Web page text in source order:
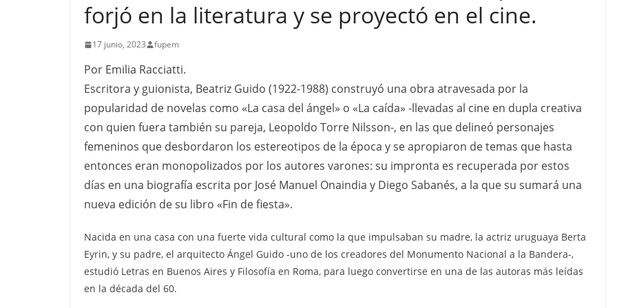
forjó en la literatura y se proyectó en el cine.
17 junio, 2023 fupem
Por Emilia Racciatti.
Escritora y guionista, Beatriz Guido (1922-1988) construyó una obra atravesada por la
popularidad de novelas como «La casa del ángel» o «La caída» -llevadas al cine en dupla creativa
con quien fuera también su pareja, Leopoldo Torre Nilsson-, en las que delineó personajes
femeninos que desbordaron los estereotipos de la época y se apropiaron de temas que hasta
entonces eran monopolizados por los autores varones: su impronta es recuperada por estos
días en una biografía escrita por José Manuel Onaindia y Diego Sabanés, a la que su sumará una
nueva edición de su libro «Fin de fiesta».
Nacida en una casa con una fuerte vida cultural como la que impulsaban su madre, la actriz uruguaya Berta
Eyrin, y su padre, el arquitecto Ángel Guido -uno de los creadores del Monumento Nacional a la Bandera-,
estudió Letras en Buenos Aires y Filosofía en Roma, para luego convertirse en una de las autoras más leídas
en la década del 60.